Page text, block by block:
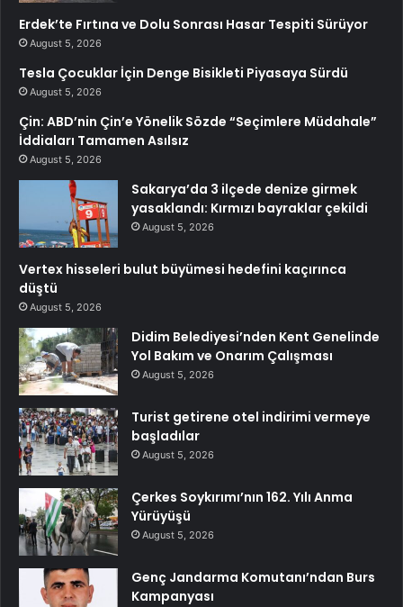
Erdek’te Fırtına ve Dolu Sonrası Hasar Tespiti Sürüyor
August 5, 2026
Tesla Çocuklar İçin Denge Bisikleti Piyasaya Sürdü
August 5, 2026
Çin: ABD’nin Çin’e Yönelik Sözde “Seçimlere Müdahale”
İddiaları Tamamen Asılsız
August 5, 2026
Sakarya’da 3 ilçede denize girmek
yasaklandı: Kırmızı bayraklar çekildi
August 5, 2026
Vertex hisseleri bulut büyümesi hedefini kaçırınca
düştü
August 5, 2026
Didim Belediyesi’nden Kent Genelinde
Yol Bakım ve Onarım Çalışması
August 5, 2026
Turist getirene otel indirimi vermeye
başladılar
August 5, 2026
Çerkes Soykırımı’nın 162. Yılı Anma
Yürüyüşü
August 5, 2026
Genç Jandarma Komutanı’ndan Burs
Kampanyası